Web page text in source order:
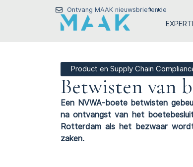
Ontvang MAAK nieuwsbriefende
Product en Supply Chain
Betwisten van
Een NVWA-boete betwisten
na ontvangst van het
Rotterdam als het bezwaar
zaken.